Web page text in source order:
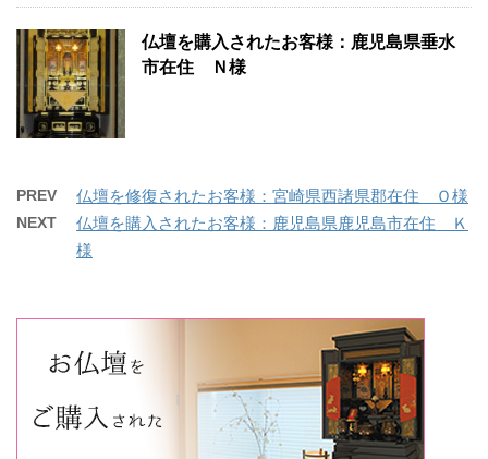
仏壇を購入されたお客様：鹿児島県垂水
市在住 Ｎ様
PREV 仏壇を修復されたお客様：宮崎県西諸県郡在住 Ｏ様
NEXT
仏壇を購入されたお客様：鹿児島県鹿児島市在住 Ｋ
様